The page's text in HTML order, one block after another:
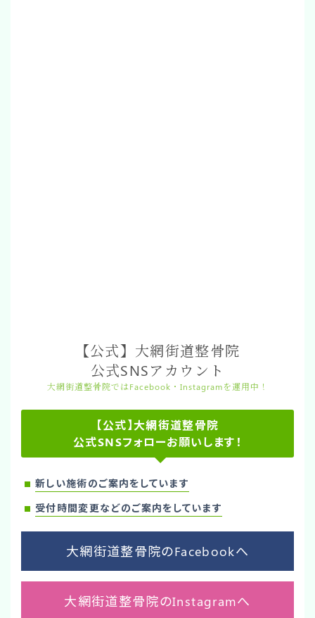
【公式】大網街道整骨院
公式SNSアカウント
大網街道整骨院ではFacebook・Instagramを運用中！
【公式】大網街道整骨院
公式SNSフォローお願いします！
新しい施術のご案内をしています
受付時間変更などのご案内をしています
大網街道整骨院のFacebookへ
大網街道整骨院のInstagramへ